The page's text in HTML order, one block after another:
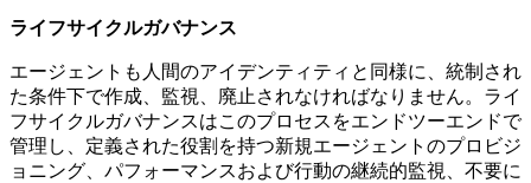
ライフサイクルガバナンス
エージェントも人間のアイデンティティと同様に、統制され
た条件下で作成、監視、廃止されなければなりません。ライ
フサイクルガバナンスはこのプロセスをエンドツーエンドで
管理し、定義された役割を持つ新規エージェントのプロビジ
ョニング、パフォーマンスおよび行動の継続的監視、不要に